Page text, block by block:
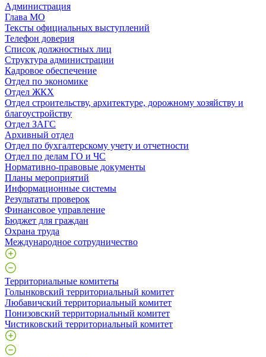
Администрация
Глава МО
Тексты официальных выступлений
Телефон доверия
Список должностных лиц
Структура администрации
Кадровое обеспечение
Отдел по экономике
Отдел ЖКХ
Отдел строительству, архитектуре, дорожному хозяйству и
благоустройству
Отдел ЗАГС
Архивный отдел
Отдел по бухгалтерскому учету и отчетности
Отдел по делам ГО и ЧС
Нормативно-правовые документы
Планы мероприятий
Информационные системы
Результаты проверок
Финансовое управление
Бюджет для граждан
Охрана труда
Международное сотрудничество
Территориальные комитеты
Голынковский территориальный комитет
Любавичский территориальный комитет
Понизовский территориальный комитет
Чистиковский территориальный комитет